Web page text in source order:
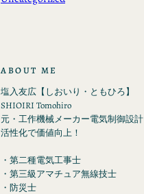
ABOUT ME
塩入友広【しおいり・ともひろ】
SHIOIRI Tomohiro
元・工作機械メーカー電気制御設計
活性化で価値向上！
・第二種電気工事士
・第三級アマチュア無線技士
・防災士